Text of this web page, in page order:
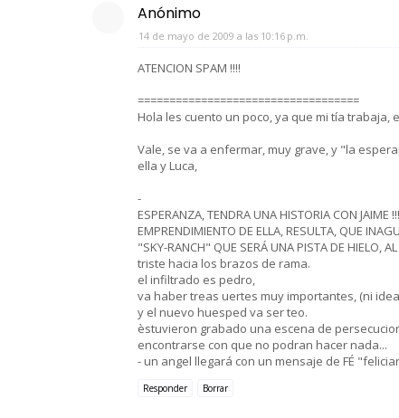
Anónimo
14 de mayo de 2009 a las 10:16 p.m.
ATENCION SPAM !!!!
===================================
Hola les cuento un poco, ya que mi tía trabaja,
Vale, se va a enfermar, muy grave, y "la
ella y Luca,
-
ESPERANZA, TENDRA UNA HISTORIA CON JAIME
EMPRENDIMIENTO DE ELLA, RESULTA, QUE
"SKY-RANCH" QUE SERÁ UNA PISTA DE
triste hacia los brazos de rama.
el infiltrado es pedro,
va haber treas uertes muy importantes, (ni
y el nuevo huesped va ser teo.
èstuvieron grabado una escena de
encontrarse con que no podran hacer nada...
- un angel llegará con un mensaje de FÉ
Responder Borrar